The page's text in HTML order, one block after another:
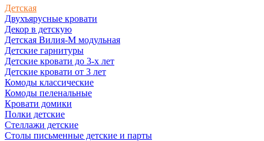
Детская
Двухъярусные кровати
Декор в детскую
Детская Вилия-М модульная
Детские гарнитуры
Детские кровати до 3-х лет
Детские кровати от 3 лет
Комоды классические
Комоды пеленальные
Кровати домики
Полки детские
Стеллажи детские
Столы письменные детские и парты